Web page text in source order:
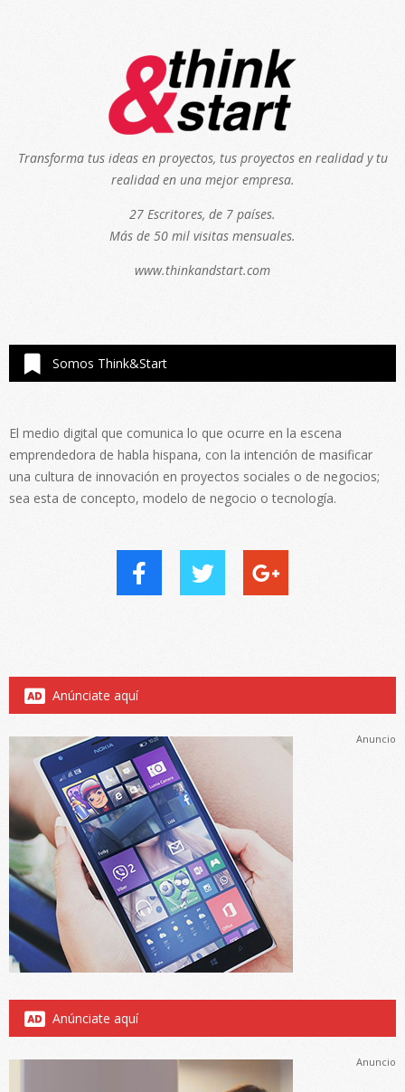
Transforma tus ideas en proyectos, tus proyectos en realidad y tu
realidad en una mejor empresa.
27 Escritores, de 7 países.
Más de 50 mil visitas mensuales.
www.thinkandstart.com
Somos Think&Start
El medio digital que comunica lo que ocurre en la escena
emprendedora de habla hispana, con la intención de masificar
una cultura de innovación en proyectos sociales o de negocios;
sea esta de concepto, modelo de negocio o tecnología.
Anúnciate aquí
Anuncio
Anúnciate aquí
Anuncio